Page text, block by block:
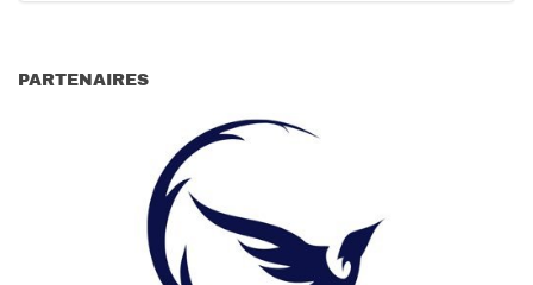
PARTENAIRES